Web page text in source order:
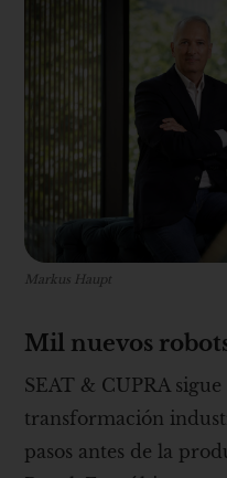
Markus Haupt
Mil nuevos
SEAT & CUPRA sigue
transformación
pasos antes de la